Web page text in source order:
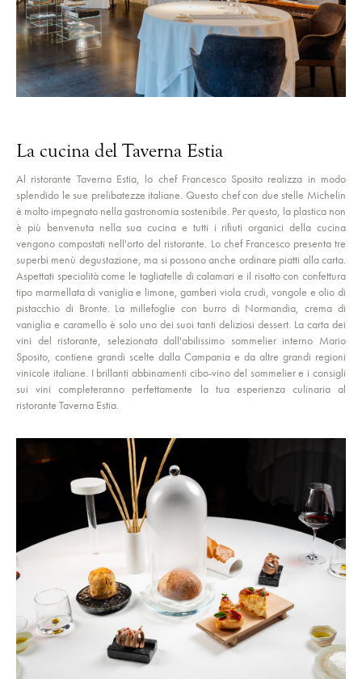
La cucina del Taverna Estia
Al ristorante Taverna Estia, lo chef Francesco Sposito realizza in modo
splendido le sue prelibatezze italiane. Questo chef con due stelle Michelin
è molto impegnato nella gastronomia sostenibile. Per questo, la plastica non
è più benvenuta nella sua cucina e tutti i rifiuti organici della cucina
vengono compostati nell'orto del ristorante. Lo chef Francesco presenta tre
superbi menù degustazione, ma si possono anche ordinare piatti alla carta.
Aspettati specialità come le tagliatelle di calamari e il risotto con confettura
tipo marmellata di vaniglia e limone, gamberi viola crudi, vongole e olio di
pistacchio di Bronte. La millefoglie con burro di Normandia, crema di
vaniglia e caramello è solo uno dei suoi tanti deliziosi dessert. La carta dei
vini del ristorante, selezionata dall'abilissimo sommelier interno Mario
Sposito, contiene grandi scelte dalla Campania e da altre grandi regioni
vinicole italiane. I brillanti abbinamenti cibo-vino del sommelier e i consigli
sui vini completeranno perfettamente la tua esperienza culinaria al
ristorante Taverna Estia.